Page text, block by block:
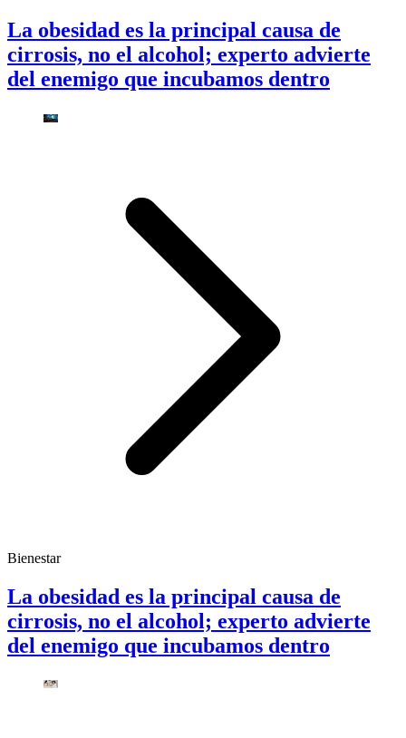
La obesidad es la principal causa de
cirrosis, no el alcohol; experto advierte
del enemigo que incubamos dentro
Bienestar
La obesidad es la principal causa de
cirrosis, no el alcohol; experto advierte
del enemigo que incubamos dentro